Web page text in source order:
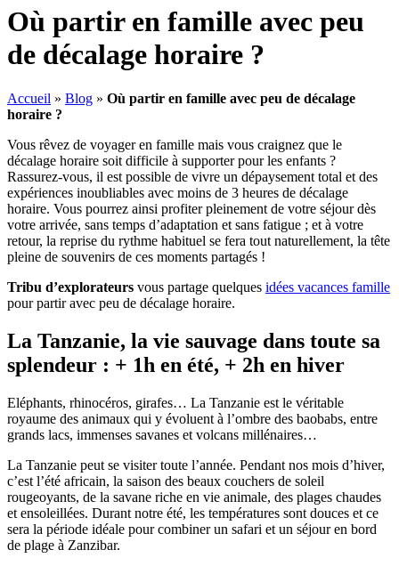
Où partir en famille avec peu
de décalage horaire ?
Accueil » Blog » Où partir en famille avec peu de décalage
horaire ?
Vous rêvez de voyager en famille mais vous craignez que le
décalage horaire soit difficile à supporter pour les enfants ?
Rassurez-vous, il est possible de vivre un dépaysement total et des
expériences inoubliables avec moins de 3 heures de décalage
horaire. Vous pourrez ainsi profiter pleinement de votre séjour dès
votre arrivée, sans temps d’adaptation et sans fatigue ; et à votre
retour, la reprise du rythme habituel se fera tout naturellement, la tête
pleine de souvenirs de ces moments partagés !
Tribu d’explorateurs vous partage quelques idées vacances famille
pour partir avec peu de décalage horaire.
La Tanzanie, la vie sauvage dans toute sa
splendeur : + 1h en été, + 2h en hiver
Eléphants, rhinocéros, girafes… La Tanzanie est le véritable
royaume des animaux qui y évoluent à l’ombre des baobabs, entre
grands lacs, immenses savanes et volcans millénaires…
La Tanzanie peut se visiter toute l’année. Pendant nos mois d’hiver,
c’est l’été africain, la saison des beaux couchers de soleil
rougeoyants, de la savane riche en vie animale, des plages chaudes
et ensoleillées. Durant notre été, les températures sont douces et ce
sera la période idéale pour combiner un safari et un séjour en bord
de plage à Zanzibar.